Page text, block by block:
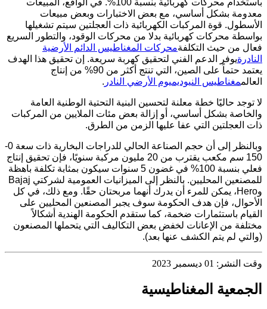
معدومة بشكل أساسي، مع بعض الاختبارات وبعض مبيعات
الأسطول. قوة المركبات الكهربائية ذات العجلتين سيتم تشغيلها
بواسطة محركات كهربائية بدلا من محركات الوقود، والتطور السريع
فعال من حيث التكلفةمحركات المغناطيس الدائم الأرضية
النادرةيوفر الدعم الفني لتحقيق كهربة سريعة. إن تحقيق هذا الهدف
يعتمد حتماً على الصين، التي تنتج أكثر من 90% من إنتاج
العالممغناطيس النيوديميوم الأرضي النادر .
لا توجد حاليًا خطة معلنة لتحسين البنية التحتية الوطنية العامة
والخاصة بشكل أساسي، أو إزالة بعض مئات الملايين من المركبات
ذات العجلتين التي عفا عليها الزمن من الطرق.
وبالنظر إلى أن حجم الصناعة الحالي للدراجات البخارية ذات سعة 0-
150 سم مكعب يقترب من 20 مليون مركبة سنويًا، فإن تحقيق إنتاج
فعلي بنسبة 100% في غضون 5 سنوات سيكون بمثابة تكلفة باهظة
للمصنعين المحليين. بالنظر إلى الميزانيات العمومية لشركتي Bajaj
وHero، يمكن للمرء أن يدرك أنهما مربحتان حقًا. ومع ذلك، في كل
الأحوال، فإن هدف الحكومة سوف يجبر المصنعين المحليين على
القيام باستثمارات ضخمة، كما ستقدم الحكومة الهندية أشكالاً
مختلفة من الإعانات لخفض بعض التكاليف التي يتحملها المصنعون
(والتي لم يتم الكشف عنها بعد).
وقت النشر: 01 ديسمبر 2023
الجمعية المغناطيسية